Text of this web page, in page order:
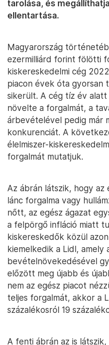
tarolása, és
ellentartása.
Magyarország
ezermilliárd forint fölötti
kiskereskedelmi cég
piacon évek óta gyorsan
sikerült. A cég tíz év
növelte a forgalmát, a
árbevételével pedig már
konkurenciát. A
élelmiszer-
forgalmát mutatjuk.
Az ábrán látszik, hogy
lánc forgalma vagy
nőtt, az egész ágazat
a felpörgő infláció miatt
kiskereskedők közül
kiemelkedik a Lidl, amely
bevételnövekedésével
előzött meg újabb és
nem az egész piacot
teljes forgalmát, akkor a
százalékosról 19
A fenti ábrán az is látszik,